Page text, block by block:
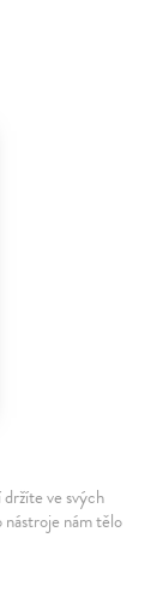
ve svých
nám tělo